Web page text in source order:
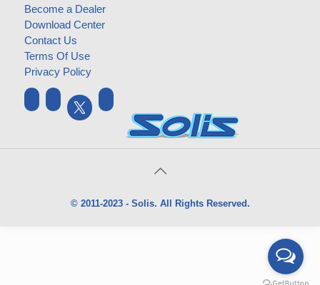
Become a Dealer
Download Center
Contact Us
Terms Of Use
Privacy Policy
© 2011-2023 - Solis. All Rights Reserved.